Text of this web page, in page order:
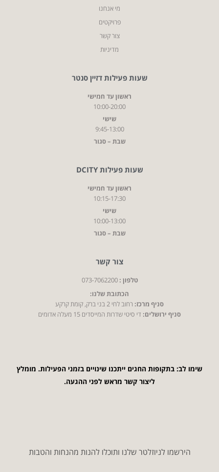
מי אנחנו
פרויקטים
צור קשר
מדיניות
שעות פעילות דזיין סנטר
ראשון עד חמישי
10:00-20:00
שישי
9:45-13:00
שבת – סגור
שעות פעילות DCITY
ראשון עד חמישי
10:15-17:30
שישי
10:00-13:00
שבת – סגור
צור קשר
טלפון : 073-7062200
הכתובת שלנו:
סניף מרכז:רחוב לחי 2 בני ברק, קומת קרקע
סניף ירושלים:די סיטי שדרות המייסדים 15 מעלה אדומים
שימו לב: בתקופות החגים ייתכנו שינויים בזמני הפעילות. מומלץ
ליצור קשר מראש לפני ההגעה.
הירשמו לניוזלטר שלנו ותוכלו להנות מהנחות והטבות